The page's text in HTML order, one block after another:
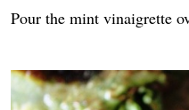
Pour the mint vinaigrette